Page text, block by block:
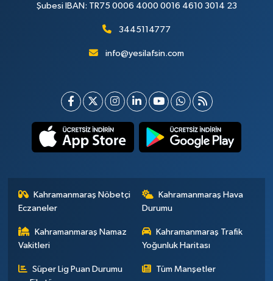
Şubesi IBAN: TR75 0006 4000 0016 4610 3014 23
3445114777
info@yesilafsin.com
Kahramanmaraş Nöbetçi
Eczaneler
Kahramanmaraş Hava
Durumu
Kahramanmaraş Namaz
Vakitleri
Kahramanmaraş Trafik
Yoğunluk Haritası
Süper Lig Puan Durumu
Tüm Manşetler